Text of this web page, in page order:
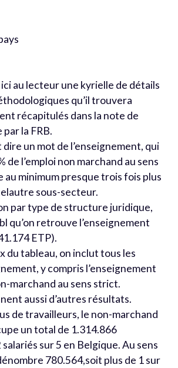
au lecteur une kyrielle de détails
qu’il trouvera
récapitulés dans la note de
la FRB.
un mot de l’enseignement, qui
de l’emploi non marchand au sens
au minimum presque trois fois plus
sous-secteur.
par type de structure juridique,
qu’on retrouve l’enseignement
ETP).
du tableau, on inclut tous les
y compris l’enseignement
marchand au sens strict.
aussi d’autres résultats.
de travailleurs, le non-marchand
un total de 1.314.866
sur 5 en Belgique. Au sens
780.564,soit plus de 1 sur